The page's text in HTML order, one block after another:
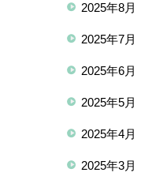
2025年8月
2025年7月
2025年6月
2025年5月
2025年4月
2025年3月